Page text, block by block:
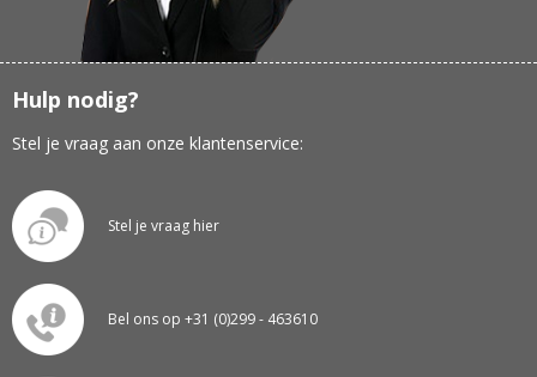
Hulp nodig?
Stel je vraag aan onze klantenservice:
Stel je vraag hier
Bel ons op +31 (0)299 - 463610